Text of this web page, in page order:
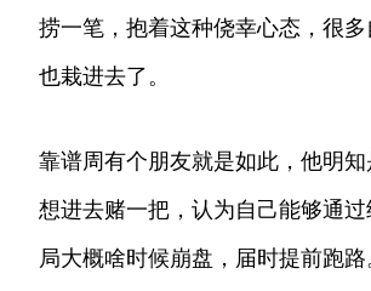
捞一笔，抱着这种侥幸心态，很多
也栽进去了。
靠谱周有个朋友就是如此，他明
想进去赌一把，认为自己能够通
局大概啥时候崩盘，届时提前跑路